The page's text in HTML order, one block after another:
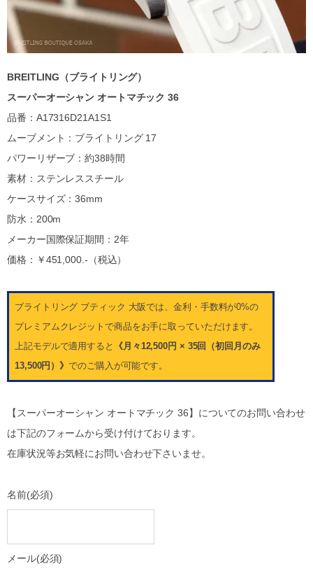
BREITLING（ブライトリング）
スーパーオーシャン オートマチック 36
品番：A17316D21A1S1
ムーブメント：ブライトリング 17
パワーリザーブ：約38時間
素材：ステンレススチール
ケースサイズ：36mm
防水：200m
メーカー国際保証期間：2年
価格：￥451,000.-（税込）
ブライトリング ブティック 大阪では、金利・手数料が0%の
プレミアムクレジットで商品をお手に取っていただけます。
上記モデルで適用すると
《月々12,500円 × 35回（初回月のみ
13,500円）》でのご購入が可能です。
【スーパーオーシャン オートマチック 36】についてのお問い合わせ
は下記のフォームから受け付けております。
在庫状況等お気軽にお問い合わせ下さいませ。
名前(必須)
メール(必須)